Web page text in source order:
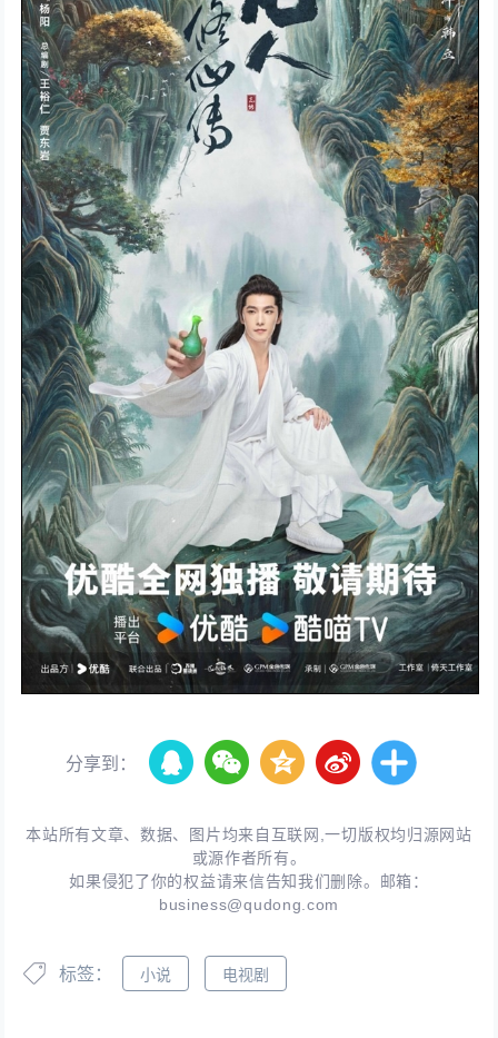
分享到：
本站所有文章、数据、图片均来自互联网,一切版权均归源网站
或源作者所有。
如果侵犯了你的权益请来信告知我们删除。邮箱：
business@qudong.com
标签： 小说 电视剧